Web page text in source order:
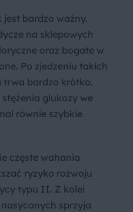
bardzo ważny.
na sklepowych
oraz bogate w
Po zjedzeniu takich
trwa bardzo krótko.
glukozy we
równie szybkie
częste wahania
ryzyko rozwoju
typu II. Z kolei
sprzyja